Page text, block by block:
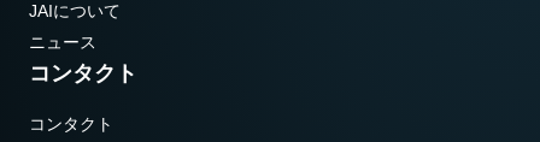
JAIについて
ニュース
コンタクト
コンタクト